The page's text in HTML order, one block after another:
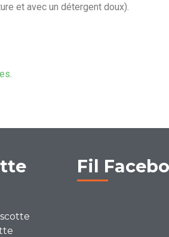
et avec un détergent doux).
.
Fil